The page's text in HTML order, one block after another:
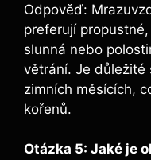
Odpověď:
preferují
slunná nebo
větrání. Je důležité
zimních měsících,
kořenů.
Otázka 5: Jaké je